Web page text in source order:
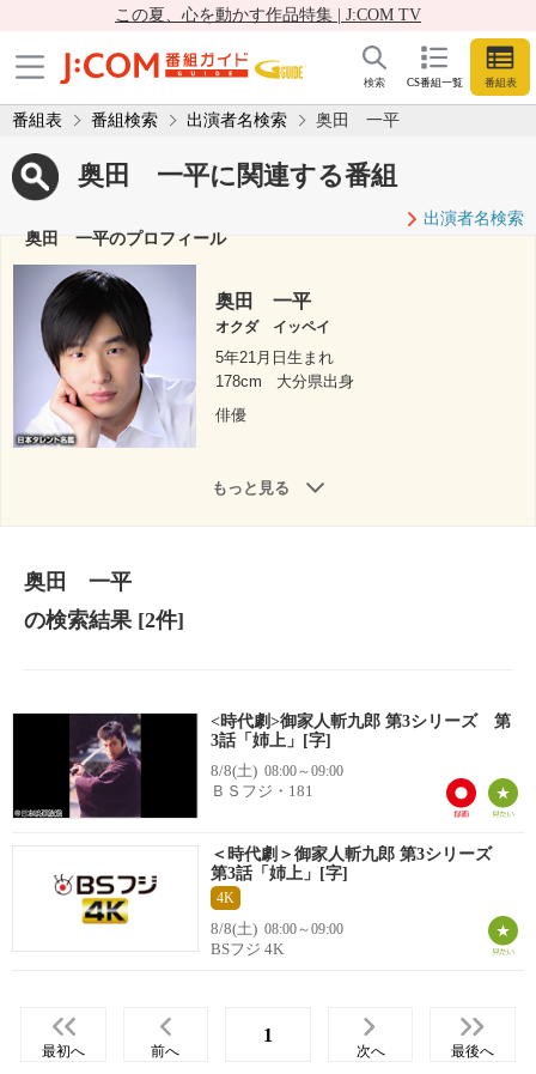
この夏、心を動かす作品特集 | J:COM TV
CS番組一覧 番組表
検索
番組表 番組検索 出演者名検索 奥田 一平
奥田 一平に関連する番組
出演者名検索
奥田 一平のプロフィール
奥田 一平
オクダ イッペイ
5年21月日生まれ
178cm
大分県出身
俳優
もっと見る
奥田 一平
の検索結果[2件]
<時代劇>御家人斬九郎 第3シリーズ 第
3話「姉上」[字]
8/8(土) 08:00～09:00
ＢＳフジ・181
＜時代劇＞御家人斬九郎 第3シリーズ
第3話「姉上」[字]
4K
8/8(土) 08:00～09:00
BSフジ 4K
最初へ 前へ
1
次へ 最後へ